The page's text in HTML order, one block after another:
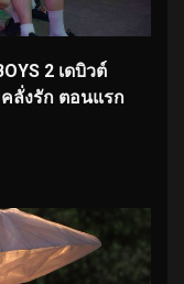
2 เดบิวต์
ลั่งรัก ตอนแรก